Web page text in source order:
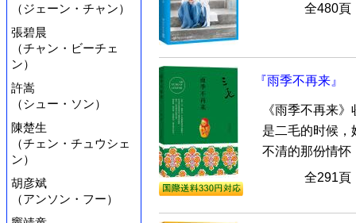
（ジェーン・チャン）
張碧晨
（チャン・ビーチェ
ン）
許嵩
（シュー・ソン）
陳楚生
（チェン・チュウシェ
ン）
胡彦斌
（アンソン・フー）
全480
『雨季不再来』
《雨季不再来
是二毛的时候，
不清的那份情怀
全291